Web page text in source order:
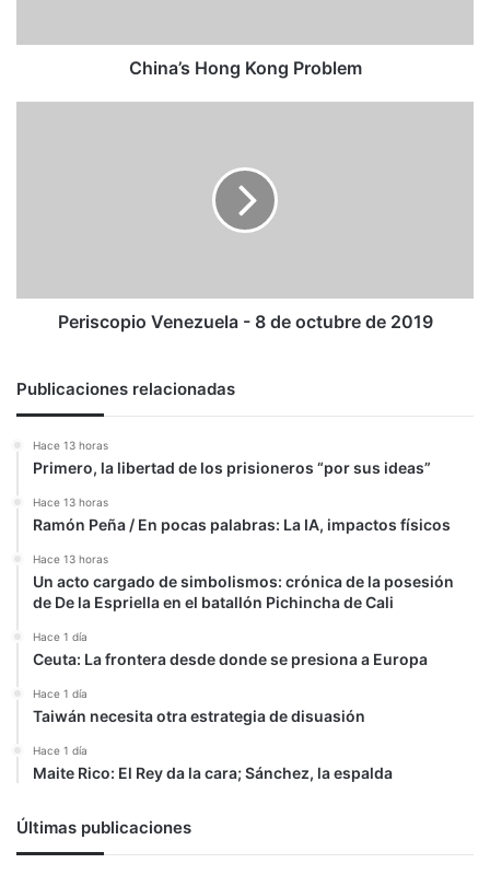
China’s Hong Kong Problem
Periscopio Venezuela - 8 de octubre de 2019
Publicaciones relacionadas
Hace 13 horas
Primero, la libertad de los prisioneros “por sus ideas”
Hace 13 horas
Ramón Peña / En pocas palabras: La IA, impactos físicos
Hace 13 horas
Un acto cargado de simbolismos: crónica de la posesión
de De la Espriella en el batallón Pichincha de Cali
Hace 1 día
Ceuta: La frontera desde donde se presiona a Europa
Hace 1 día
Taiwán necesita otra estrategia de disuasión
Hace 1 día
Maite Rico: El Rey da la cara; Sánchez, la espalda
Últimas publicaciones